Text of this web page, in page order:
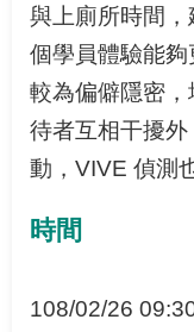
覽
與上廁所時間
個學員體驗能
較為偏僻隱密
待者互相干擾
動，VIVE 偵測
時間
108/02/26